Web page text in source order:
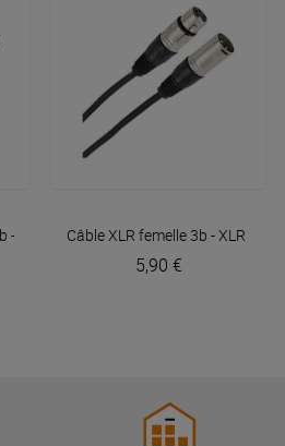
- XLR mâle 3b 3m EasyPlugger
Câble XLR femelle 3b - XLR
5,90 €